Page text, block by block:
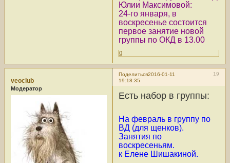
Юлии Максимовой:
24-го января, в
воскресенье состоится
первое занятие новой
группы по ОКД в 13.00
0
Поделиться 19
2016-01-11
19:18:35
veoclub
Модератор
Есть набор в группы:
На февраль в группу по
ВД (для щенков).
Занятия по
воскресеньям.
к Елене Шишакиной.